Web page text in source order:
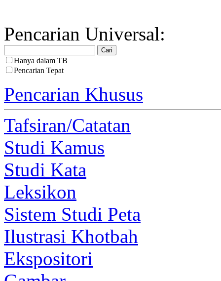
Pencarian Universal:
Hanya dalam TB
Pencarian Tepat
Pencarian Khusus
Tafsiran/Catatan
Studi Kamus
Studi Kata
Leksikon
Sistem Studi Peta
Ilustrasi Khotbah
Ekspositori